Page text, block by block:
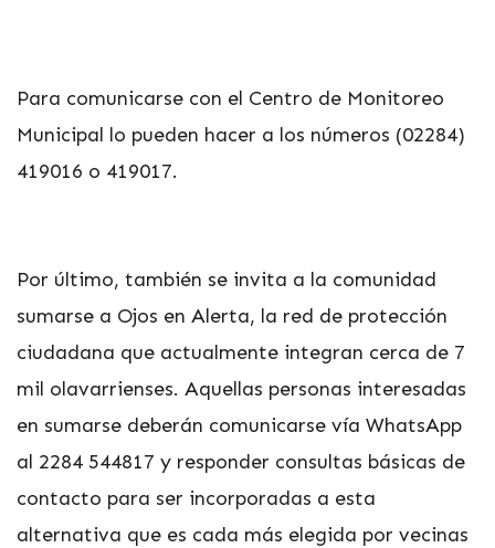
Para comunicarse con el Centro de Monitoreo
Municipal lo pueden hacer a los números (02284)
419016 o 419017.
Por último, también se invita a la comunidad
sumarse a Ojos en Alerta, la red de protección
ciudadana que actualmente integran cerca de 7
mil olavarrienses. Aquellas personas interesadas
en sumarse deberán comunicarse vía WhatsApp
al 2284 544817 y responder consultas básicas de
contacto para ser incorporadas a esta
alternativa que es cada más elegida por vecinas